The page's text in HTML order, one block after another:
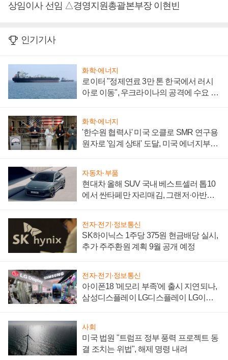
상임이사 선임 △경영지원총괄본부장 이현빈
인기기사
화학·에너지
로이터 "정제연료 3만 톤 한국에서 러시
아로 이동", 우크라이나의 공격에 수요 늘
화학·에너지
'한수원 협력사' 미국 오클로 SMR 연구용
원자로 '임계 상태' 도달, 미국 에너지부
자동차·부품
현대차 올해 SUV 국내 베스트셀러 톱10
에서 싼타페만 자리매김, 그랜저·아반떼
전자·전기·정보통신
SK하이닉스 1주당 375원 현금배당 실시,
추가 주주환원 계획 9월 공개 예정
전자·전기·정보통신
아이폰18 '메모리 부족'에 출시 지연되나,
삼성디스플레이 LG디스플레이 LG이노
사회
미국 법원 "트럼프 정부 풍력 프로젝트 동
결 조치는 위법", 해제 명령 내려